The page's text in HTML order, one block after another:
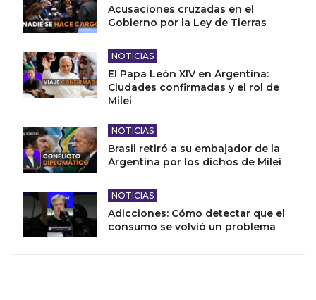
Acusaciones cruzadas en el
Gobierno por la Ley de Tierras
NOTICIAS
El Papa León XIV en Argentina:
Ciudades confirmadas y el rol de
Milei
NOTICIAS
Brasil retiró a su embajador de la
Argentina por los dichos de Milei
NOTICIAS
Adicciones: Cómo detectar que el
consumo se volvió un problema